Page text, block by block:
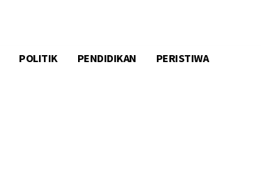
POLITIK PENDIDIKAN PERISTIWA
POLITIK PENDIDIKAN PERISTIWA